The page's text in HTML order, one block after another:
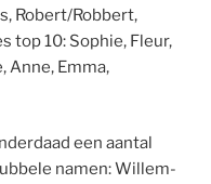
Robert/Robbert,
top 10: Sophie, Fleur,
Anne, Emma,
een aantal
namen: Willem-